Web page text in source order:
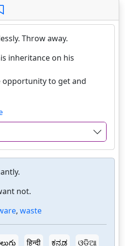
Throw away.
inheritance on his
opportunity to get and
not.
, waste
हिन्दी ಕನ್ನಡ
ଓଡ଼ିଆ